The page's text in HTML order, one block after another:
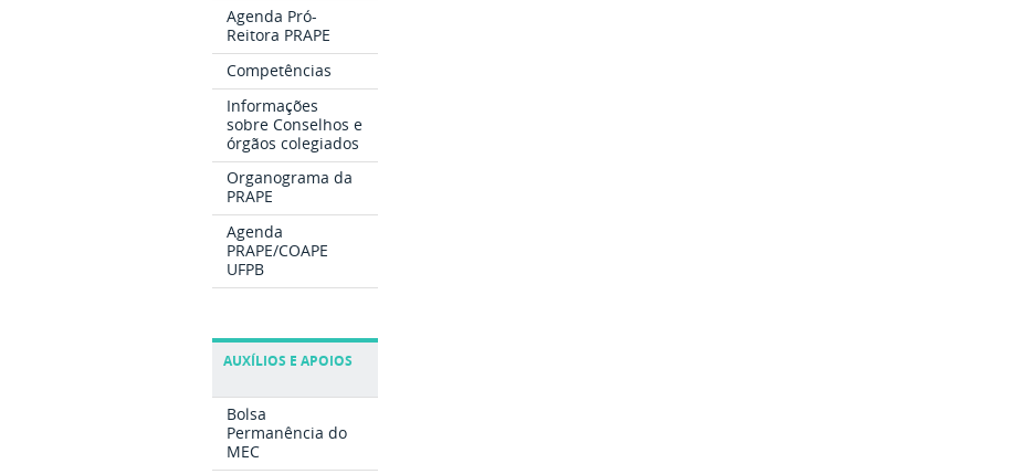
Agenda Pró-
Reitora PRAPE
Competências
Informações
sobre Conselhos e
órgãos colegiados
Organograma da
PRAPE
Agenda
PRAPE/COAPE
UFPB
AUXÍLIOS E APOIOS
Bolsa
Permanência do
MEC